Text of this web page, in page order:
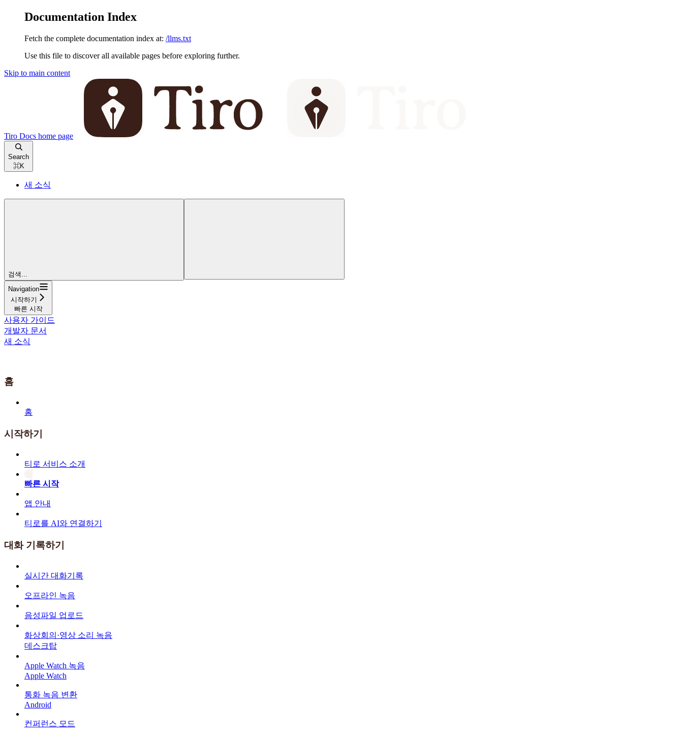
Documentation Index
Fetch the complete documentation index at: /llms.txt
Use this file to discover all available pages before exploring further.
Skip to main content
Tiro Docs home page
Search
⌘K
새 소식
검색...
Navigation
시작하기
빠른 시작
사용자 가이드
개발자 문서
새 소식
홈
홈
시작하기
티로 서비스 소개
빠른 시작
앱 안내
티로를 AI와 연결하기
대화 기록하기
실시간 대화기록
오프라인 녹음
음성파일 업로드
화상회의·영상 소리 녹음
데스크탑
Apple Watch 녹음
Apple Watch
통화 녹음 변환
Android
컨퍼런스 모드